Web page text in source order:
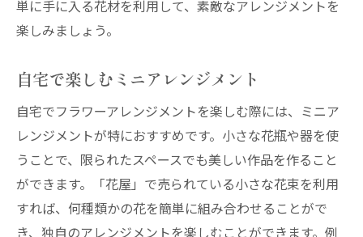
単に手に入る花材を利用して、素敵なアレンジメントを
楽しみましょう。
自宅で楽しむミニアレンジメント
自宅でフラワーアレンジメントを楽しむ際には、ミニア
レンジメントが特におすすめです。小さな花瓶や器を使
うことで、限られたスペースでも美しい作品を作ること
ができます。「花屋」で売られている小さな花束を利用
すれば、何種類かの花を簡単に組み合わせることがで
き、独自のアレンジメントを楽しむことができます。例